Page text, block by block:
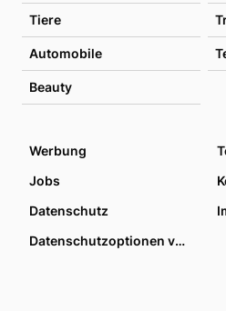
Tiere
Automobile
Beauty
Werbung
Jobs
Datenschutz
Datenschutzoptionen verwalten